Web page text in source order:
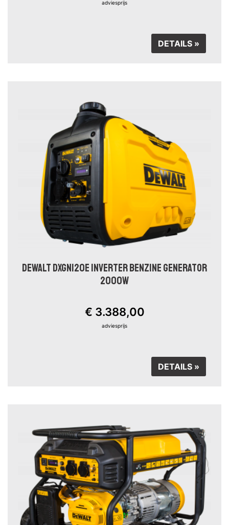
adviesprijs
DETAILS »
DEWALT DXGNI20E INVERTER BENZINE GENERATOR
2000W
€ 3.388,00
adviesprijs
DETAILS »